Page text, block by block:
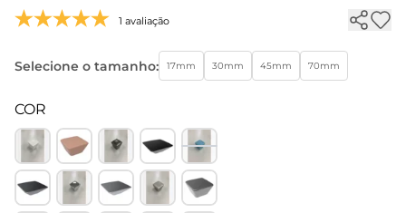
1 avaliação
Selecione o tamanho: 17mm 30mm 45mm 70mm
COR